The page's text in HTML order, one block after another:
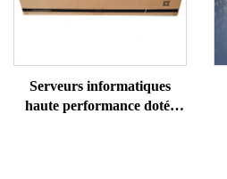
Serveurs informatiques
haute performance dotés